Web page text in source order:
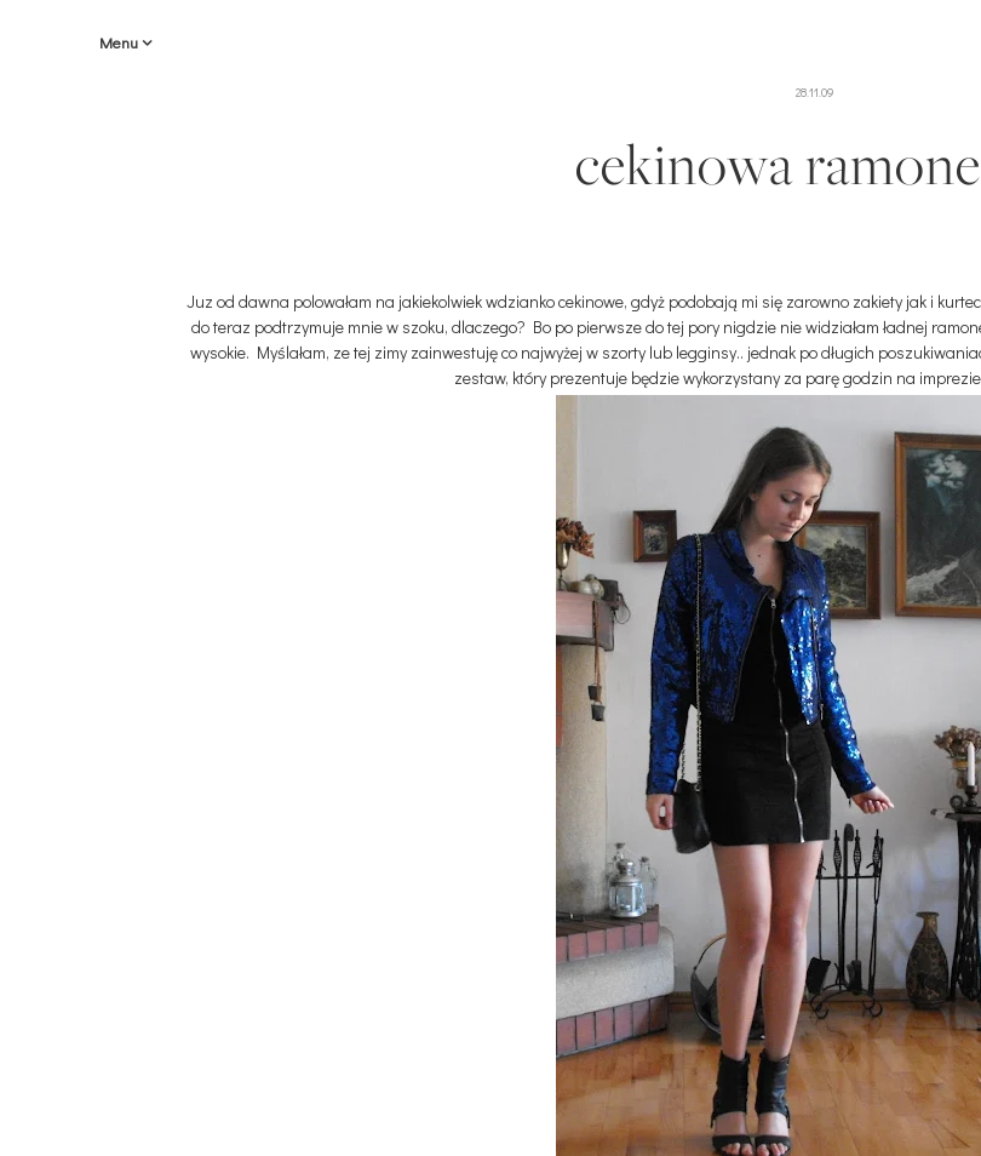
Menu
28.11.09
cekinowa
Juz od dawna polowałam na jakiekolwiek wdzianko cekinowe, gdyż podobają mi się zarowno zakiety jak i
do teraz podtrzymuje mnie w szoku, dlaczego? Bo po pierwsze do tej pory nigdzie nie widziałam ładnej
wysokie. Myślałam, ze tej zimy zainwestuję co najwyżej w szorty lub legginsy.. jednak po długich
zestaw, który prezentuje będzie wykorzystany za parę godzin na